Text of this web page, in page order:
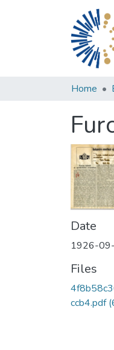
Home
Date
1926-
Files
ccb4.pdf